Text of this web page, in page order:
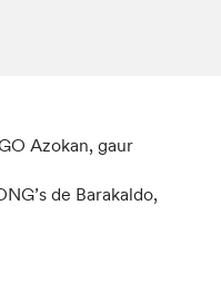
Azokan, gaur
de Barakaldo,